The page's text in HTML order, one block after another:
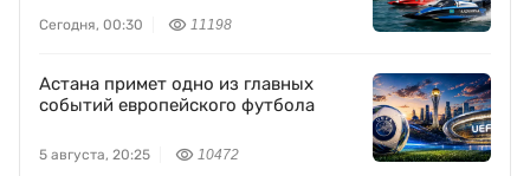
Сегодня, 00:30 11198
Астана примет одно из главных
событий европейского футбола
5 августа, 20:25 10472